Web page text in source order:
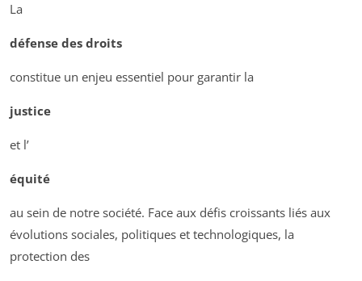
La
défense des droits
constitue un enjeu essentiel pour garantir la
justice
et l’
équité
au sein de notre société. Face aux défis croissants liés aux
évolutions sociales, politiques et technologiques, la
protection des